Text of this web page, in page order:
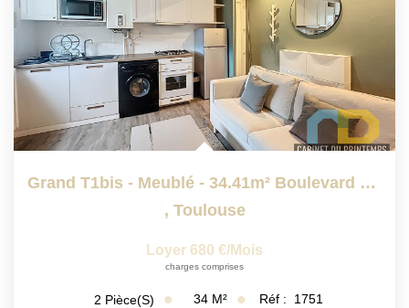
Grand T1bis - Meublé - 34.41m² Boulevard Des Minimes
, Toulouse
Loyer 680 €/mois
charges comprises
2 Pièce(s) 34 M² Réf : 1751